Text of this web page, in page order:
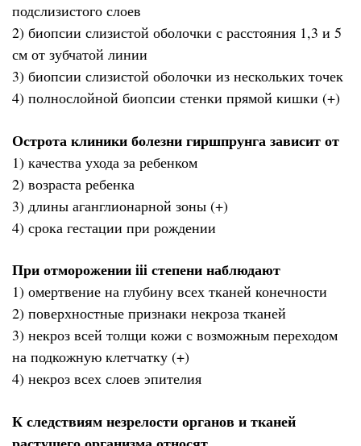
подслизистого слоев
2) биопсии слизистой оболочки с расстояния 1,3 и 5
см от зубчатой линии
3) биопсии слизистой оболочки из нескольких точек
4) полнослойной биопсии стенки прямой кишки (+)
Острота клиники болезни гиршпрунга зависит от
1) качества ухода за ребенком
2) возраста ребенка
3) длины аганглионарной зоны (+)
4) срока гестации при рождении
При отморожении iii степени наблюдают
1) омертвение на глубину всех тканей конечности
2) поверхностные признаки некроза тканей
3) некроз всей толщи кожи с возможным переходом
на подкожную клетчатку (+)
4) некроз всех слоев эпителия
К следствиям незрелости органов и тканей